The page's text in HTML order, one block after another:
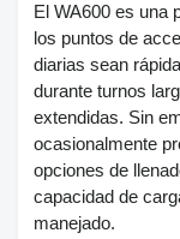
El WA600 es una
los puntos de
diarias sean
durante turnos
extendidas. Sin
ocasionalmente
opciones de
capacidad de
manejado.